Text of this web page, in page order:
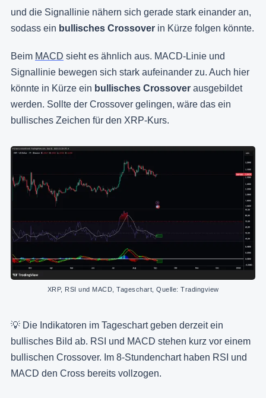
und die Signallinie nähern sich gerade stark einander an,
sodass ein bullisches Crossover in Kürze folgen könnte.
Beim MACD sieht es ähnlich aus. MACD-Linie und
Signallinie bewegen sich stark aufeinander zu. Auch hier
könnte in Kürze ein bullisches Crossover ausgebildet
werden. Sollte der Crossover gelingen, wäre das ein
bullisches Zeichen für den XRP-Kurs.
XRP, RSI und MACD, Tageschart, Quelle: Tradingview
💡 Die Indikatoren im Tageschart geben derzeit ein
bullisches Bild ab. RSI und MACD stehen kurz vor einem
bullischen Crossover. Im 8-Stundenchart haben RSI und
MACD den Cross bereits vollzogen.